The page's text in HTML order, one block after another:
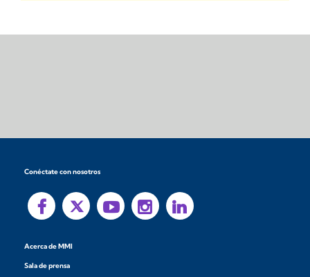
Conéctate con nosotros
Acerca de MMI
Sala de prensa